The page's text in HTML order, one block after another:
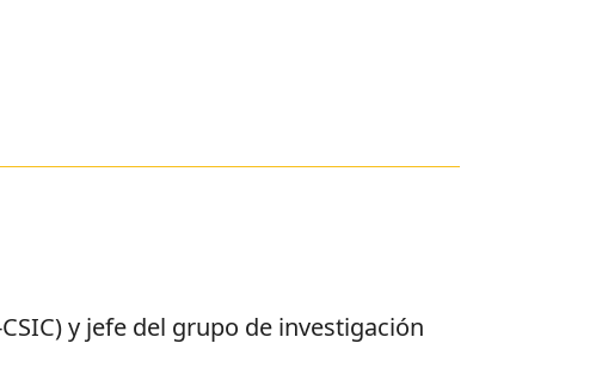
y jefe del grupo de investigación